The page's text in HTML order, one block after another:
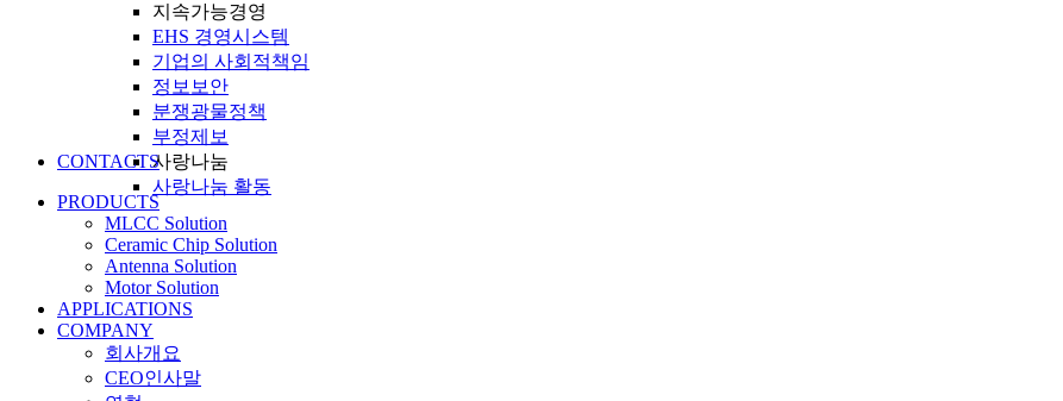
지속가능경영
EHS 경영시스템
기업의 사회적책임
정보보안
분쟁광물정책
부정제보
사랑나눔
사랑나눔 활동
CONTACTS
PRODUCTS
MLCC Solution
Ceramic Chip Solution
Antenna Solution
Motor Solution
APPLICATIONS
COMPANY
회사개요
CEO인사말